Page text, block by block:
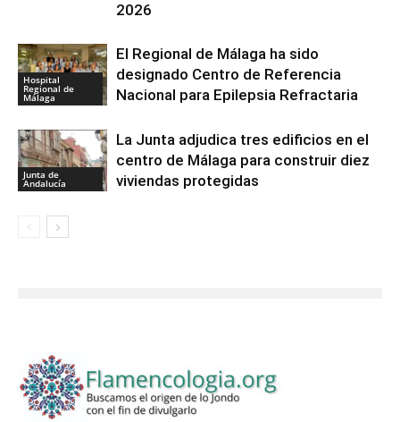
2026
Hospital
Regional de
Málaga
El Regional de Málaga ha sido
designado Centro de Referencia
Nacional para Epilepsia Refractaria
Junta de
Andalucía
La Junta adjudica tres edificios en el
centro de Málaga para construir diez
viviendas protegidas